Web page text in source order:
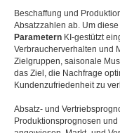
Beschaffung und
Absatzzahlen ab. Um
Parametern KI-gestützt
Verbraucherverhalten und
Zielgruppen, saisonale
das Ziel, die Nachfrage
Kundenzufriedenheit zu
Absatz- und
Produktionsprognosen